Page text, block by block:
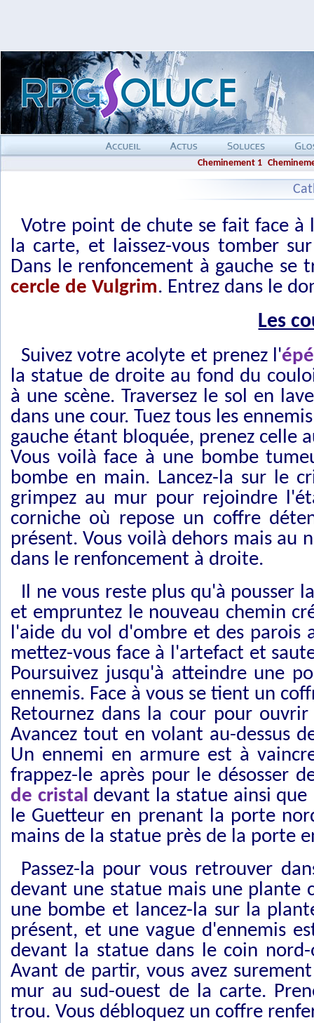
Cheminement 1
Votre point de chute se fait face à
la carte, et laissez-vous tomber
Dans le renfoncement à gauche se
cercle de Vulgrim. Entrez dans le
Les
Suivez votre acolyte et prenez l'
la statue de droite au fond du
à une scène. Traversez le sol en
dans une cour. Tuez tous les
gauche étant bloquée, prenez celle
Vous voilà face à une bombe
bombe en main. Lancez-la sur le
grimpez au mur pour rejoindre
corniche où repose un coffre
présent. Vous voilà dehors mais au
dans le renfoncement à droite.
Il ne vous reste plus qu'à pousser
et empruntez le nouveau chemin
l'aide du vol d'ombre et des parois
mettez-vous face à l'artefact et
Poursuivez jusqu'à atteindre une
ennemis. Face à vous se tient un
Retournez dans la cour pour
Avancez tout en volant au-dessus
Un ennemi en armure est à
frappez-le après pour le désosser
de cristal devant la statue ainsi
le Guetteur en prenant la porte
mains de la statue près de la porte
Passez-la pour vous retrouver
devant une statue mais une plante
une bombe et lancez-la sur la
présent, et une vague d'ennemis
devant la statue dans le coin
Avant de partir, vous avez
mur au sud-ouest de la carte.
trou. Vous débloquez un coffre